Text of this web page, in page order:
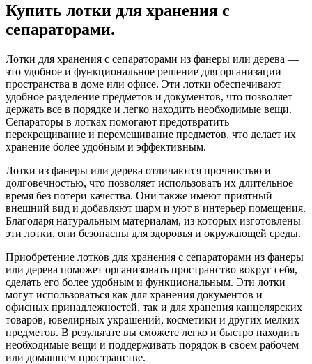
Купить лотки для хранения с
сепараторами.
Лотки для хранения с сепараторами из фанеры или дерева —
это удобное и функциональное решение для организации
пространства в доме или офисе. Эти лотки обеспечивают
удобное разделение предметов и документов, что позволяет
держать все в порядке и легко находить необходимые вещи.
Сепараторы в лотках помогают предотвратить
перекрещивание и перемешивание предметов, что делает их
хранение более удобным и эффективным.
Лотки из фанеры или дерева отличаются прочностью и
долговечностью, что позволяет использовать их длительное
время без потери качества. Они также имеют приятный
внешний вид и добавляют шарм и уют в интерьер помещения.
Благодаря натуральным материалам, из которых изготовлены
эти лотки, они безопасны для здоровья и окружающей среды.
Приобретение лотков для хранения с сепараторами из фанеры
или дерева поможет организовать пространство вокруг себя,
сделать его более удобным и функциональным. Эти лотки
могут использоваться как для хранения документов и
офисных принадлежностей, так и для хранения канцелярских
товаров, ювелирных украшений, косметики и других мелких
предметов. В результате вы сможете легко и быстро находить
необходимые вещи и поддерживать порядок в своем рабочем
или домашнем пространстве.